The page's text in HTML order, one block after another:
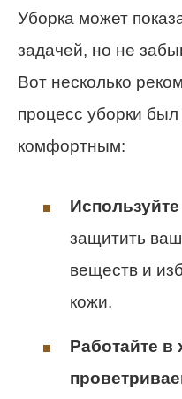
Уборка может
задачей, но не
Вот несколько
процесс уборки
комфортным:
защитить
веществ и
кожи.
Работайте в